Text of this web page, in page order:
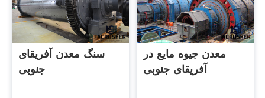
سنگ معدن آفریقای
جنوبی
معدن جیوه مایع در
آفریقای جنوبی